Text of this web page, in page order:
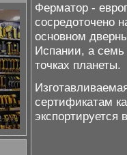
Ферматор -
сосредоточено
основном
Испании, а семь
точках планеты.
сертификатам
экспортируется